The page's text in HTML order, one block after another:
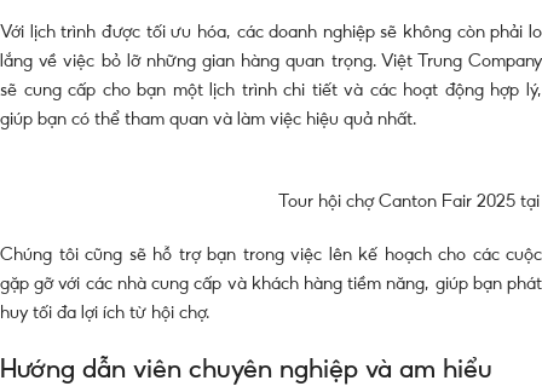
Với lịch trình được tối ưu hóa, các doanh nghiệp sẽ không còn phải lo
lắng về việc bỏ lỡ những gian hàng quan trọng. Việt Trung Company
sẽ cung cấp cho bạn một lịch trình chi tiết và các hoạt động hợp lý,
giúp bạn có thể tham quan và làm việc hiệu quả nhất.
Tour hội chợ Canton Fair 2025
Chúng tôi cũng sẽ hỗ trợ bạn trong việc lên kế hoạch cho các cuộc
gặp gỡ với các nhà cung cấp và khách hàng tiềm năng, giúp bạn phát
huy tối đa lợi ích từ hội chợ.
Hướng dẫn viên chuyên nghiệp và am hiểu